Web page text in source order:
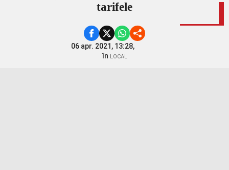
tarifele
06 apr. 2021, 13:28,
în LOCAL